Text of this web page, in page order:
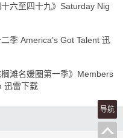
十六至四十九》Saturday Nig
季 America’s Got Talent 迅
榈滩名媛圈第一季》Members
迅雷下载
导航